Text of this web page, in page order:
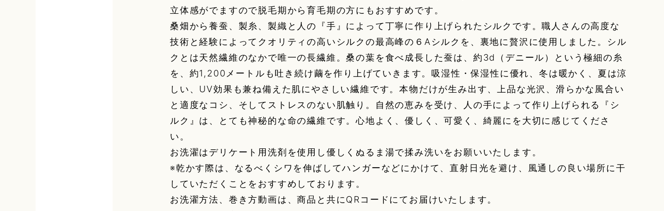
立体感がでますので脱毛期から育毛期の方にもおすすめです。
桑畑から養蚕、製糸、製織と人の『手』によって丁寧に作り上げられたシルクです。職人さんの高度な
技術と経験によってクオリティの高いシルクの最高峰の６Aシルクを、裏地に贅沢に使用しました。シル
クとは天然繊維のなかで唯一の長繊維。桑の葉を食べ成長した蚕は、約3d（デニール）という極細の糸
を、約1,200メートルも吐き続け繭を作り上げていきます。吸湿性・保湿性に優れ、冬は暖かく、夏は涼
しい、UV効果も兼ね備えた肌にやさしい繊維です。本物だけが生み出す、上品な光沢、滑らかな風合い
と適度なコシ、そしてストレスのない肌触り。自然の恵みを受け、人の手によって作り上げられる『シ
ルク』は、とても神秘的な命の繊維です。心地よく、優しく、可愛く、綺麗にを大切に感じてくださ
い。
お洗濯はデリケート用洗剤を使用し優しくぬるま湯で揉み洗いをお願いいたします。
※乾かす際は、なるべくシワを伸ばしてハンガーなどにかけて、直射日光を避け、風通しの良い場所に干
していただくことをおすすめしております。
お洗濯方法、巻き方動画は、商品と共にQRコードにてお届けいたします。